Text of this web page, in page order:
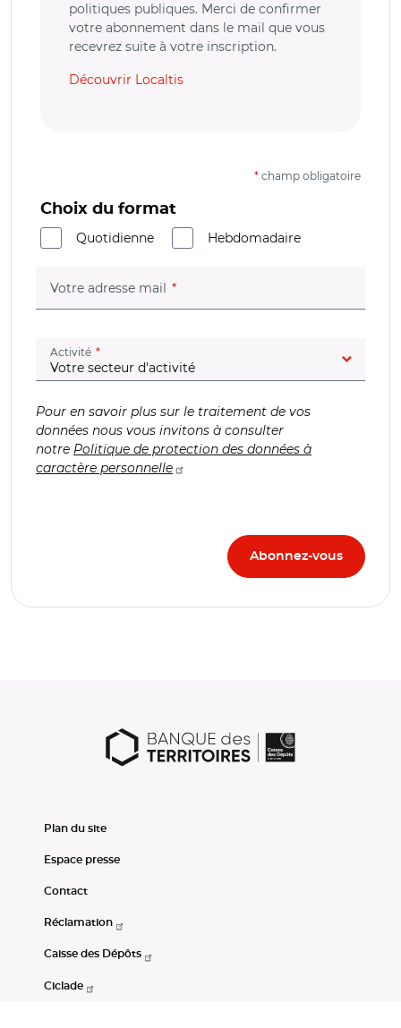
politiques publiques. Merci de confirmer
votre abonnement dans le mail que vous
recevrez suite à votre inscription.
Découvrir Localtis
* champ obligatoire
Choix du format
Quotidienne
Hebdomadaire
Votre adresse mail (champ obligatoire)
Activité (champ obligatoire)
Pour en savoir plus sur le traitement de vos
données nous vous invitons à consulter
notre Politique de protection des données à
caractère personnelle
Plan du site
Espace presse
Contact
Réclamation
Caisse des Dépôts
Ciclade